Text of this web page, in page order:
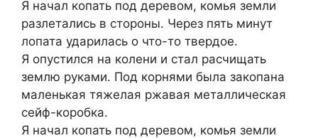
Я начал копать под деревом, комья земли
разлетались в стороны. Через пять минут
лопата ударилась о что-то твердое.
Я опустился на колени и стал расчищать
землю руками. Под корнями была закопана
маленькая тяжелая ржавая металлическая
сейф-коробка.
Я начал копать под деревом, комья земли